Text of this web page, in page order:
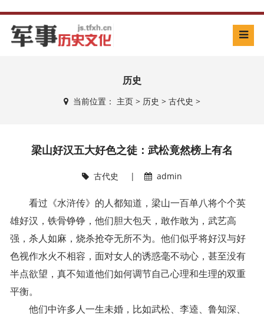
历史
当前位置： 主页> 历史 > 古代史 >
梁山好汉五大好色之徒：武松竟然榜上有名
古代史 | admin
看过《水浒传》的人都知道，梁山一百单八将个个英
雄好汉，铁骨铮铮，他们胆大包天，敢作敢为，武艺高
强，杀人如麻，烧杀抢夺无所不为。他们似乎将好汉与好
色视作水火不相容，面对女人的诱惑毫不动心，甚至没有
半点欲望，真不知道他们如何调节自己心理和生理的双重
平衡。
他们中许多人一生未婚，比如武松、李逵、鲁知深、